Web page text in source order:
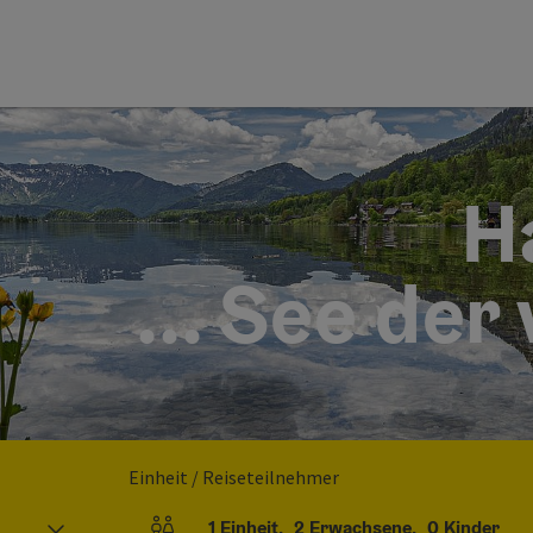
... See
Einheit / Reiseteilnehmer
1 Einheit, 2 Erwachsene, 0 Kinder